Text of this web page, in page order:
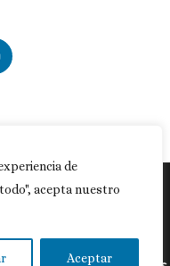
de
acepta nuestro
Aceptar
cookies|Aviso legal